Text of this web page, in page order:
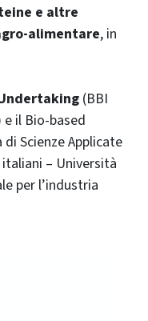
e altre
alimentare, in
(BBI
il Bio-based
Scienze Applicate
– Università
per l’industria